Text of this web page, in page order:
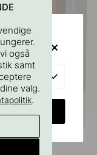
også
samt
valg.
.